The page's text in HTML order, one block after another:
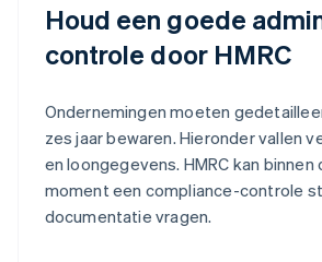
Houd een goede
controle door HMRC
Ondernemingen moeten
zes jaar bewaren. Hieronder vallen
en loongegevens. HMRC kan
moment een compliance-controle
documentatie vragen.